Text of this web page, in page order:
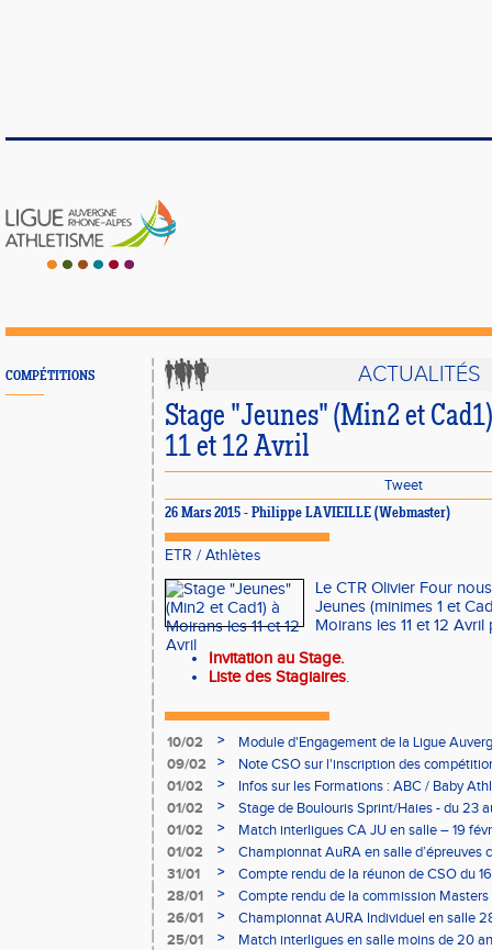
COMPÉTITIONS ACTUALITÉS
Stage "Jeunes" (Min2 et
11 et 12 Avril
Tweet
26 Mars 2015 - Philippe LAVIEILLE (Webmaster)
ETR / Athlètes
Le CTR Olivier Four
Jeunes (minimes 1 et
Moirans les 11 et 12 Avril
Invitation au Stage.
Liste des Stagiaires.
10/02 >
Module d'Engagement de la Ligue
09/02
>
Note CSO sur l'inscription des
01/02
>
Infos sur les Formations : ABC / Baby
01/02
>
Stage de Boulouris Sprint/Haies - du 23
01/02
>
Match interligues CA JU en salle – 19
01/02
>
Championnat AuRA en salle d’épreuves
- le 12 février
31/01 >
Compte rendu de la réunon de CSO du
28/01
>
Compte rendu de la commission
à Bourgoin
26/01 >
Championnat AURA Individuel en salle
25/01
>
Match interligues en salle moins de 20